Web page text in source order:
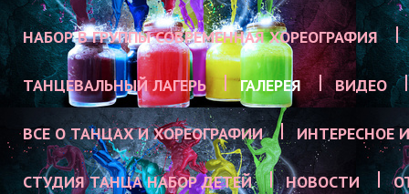
НАБОР В ГРУППЫ СОВРЕМЕННАЯ ХОРЕОГРАФИЯ
ТАНЦЕВАЛЬНЫЙ ЛАГЕРЬ ГАЛЕРЕЯ ВИДЕО
ВСЕ О ТАНЦАХ И ХОРЕОГРАФИИ ИНТЕРЕСНОЕ
СТУДИЯ ТАНЦА НАБОР ДЕТЕЙ НОВОСТИ